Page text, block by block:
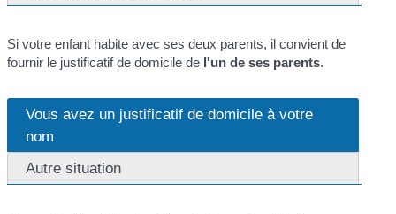
Si votre enfant habite avec ses deux parents, il convient de
fournir le justificatif de domicile de l'un de ses parents.
Vous avez un justificatif de domicile à votre
nom
Autre situation